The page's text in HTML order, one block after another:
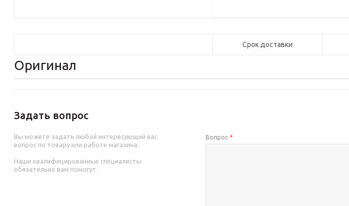
Срок доставки
Оригинал
Задать вопрос
Вы можете задать любой интересующий вас
вопрос по товару или работе магазина.
Наши квалифицированные специалисты
обязательно вам помогут.
Вопрос *